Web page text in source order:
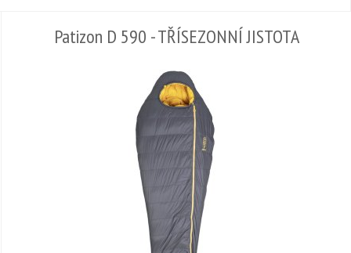
Patizon D 590 - TŘÍSEZONNÍ JISTOTA